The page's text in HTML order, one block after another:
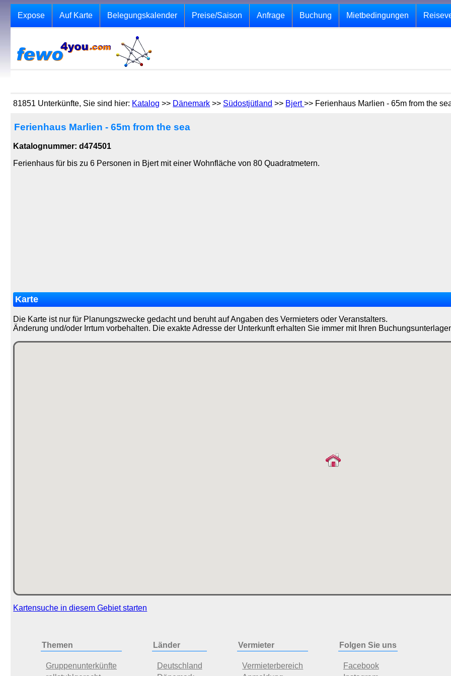
Expose Auf Karte Belegungskalender Preise/Saison Anfrage Buchung Mietbedingungen
81851 Unterkünfte, Sie sind hier: Katalog >> Dänemark >> Südostjütland >> Bjert>> Ferienhaus Marlien - 65m from the
Ferienhaus Marlien - 65m from the sea
Katalognummer: d474501
Ferienhaus für bis zu 6 Personen in Bjert mit einer Wohnfläche von 80 Quadratmetern.
Karte
Die Karte ist nur für Planungszwecke gedacht und beruht auf Angaben des Vermieters oder Veranstalters.
Änderung und/oder Irrtum vorbehalten. Die exakte Adresse der Unterkunft erhalten Sie immer mit Ihren
Kartensuche in diesem Gebiet starten
Themen
Gruppenunterkünfte
Länder
Deutschland
Vermieter
Vermieterbereich
Folgen Sie uns
Facebook